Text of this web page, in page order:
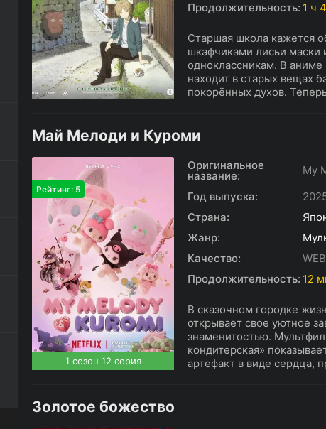
Продолжительность: 1 ч
Старшая школа кажется
шкафчиками лисьи маски
одноклассникам. В
находит в старых вещах
покорённых духов.
Май Мелоди и Куроми
Рейтинг: 5
1 сезон 12 серия
Оригинальное
название:
My
Год выпуска:
Страна:
Жанр:
Качество:
Продолжительность: 12
В сказочном городке
открывает свое уютное
знаменитостью.
кондитерская»
артефакт в виде сердца,
Золотое божество